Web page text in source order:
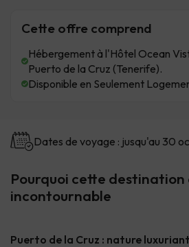
Cette offre comprend
Hébergement à l'Hôtel Ocean
Puerto de la Cruz (Tenerife).
Disponible en Seulement
Dates de voyage : jusqu'au 30
Pourquoi cette destination
incontournable
Puerto de la Cruz : nature